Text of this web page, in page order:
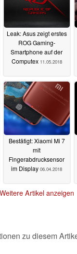
Leak: Asus zeigt erstes
ROG Gaming-
Smartphone auf der
Computex 11.05.2018
Bestätigt: Xiaomi Mi 7
mit
Fingerabdrucksensor
im Display 06.04.2018
Weitere Artikel anzeigen
zu diesem